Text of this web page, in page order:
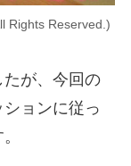
Rights Reserved.)
が、今回の
ョンに従っ